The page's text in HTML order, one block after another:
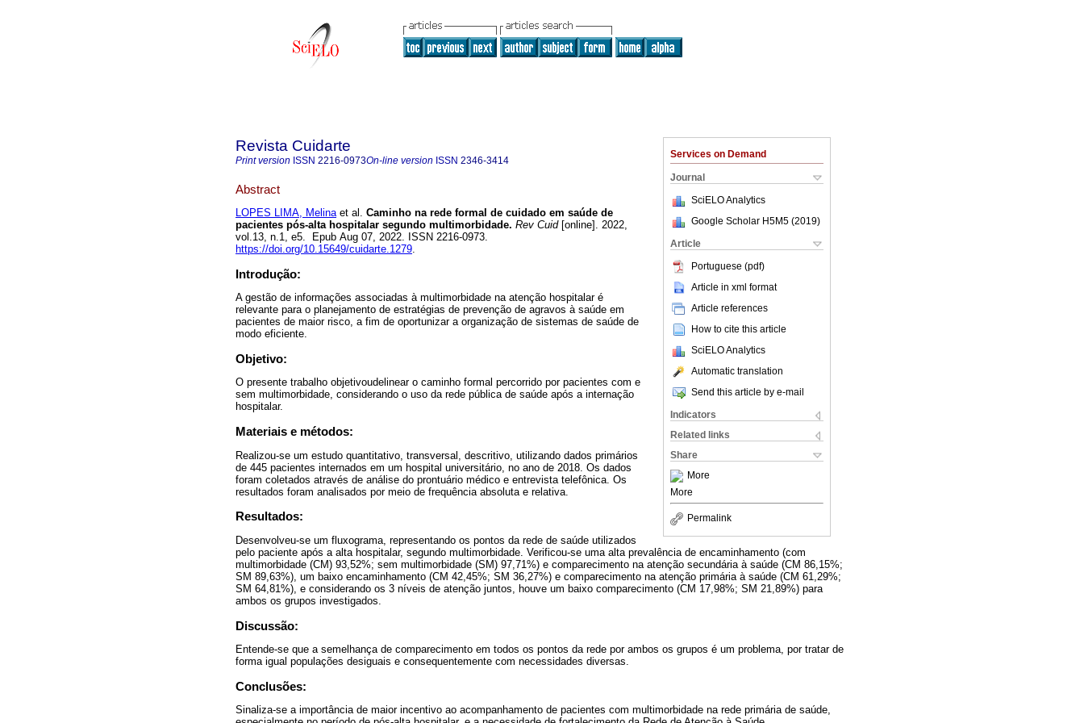
Services on Demand
Journal
SciELO Analytics
Google Scholar H5M5 (2019)
Article
Portuguese (pdf)
Article in xml format
Article references
How to cite this article
SciELO Analytics
Automatic translation
Send this article by e-mail
Indicators
Related links
Share
More
More
Permalink
Revista Cuidarte
Print version ISSN 2216-0973On-line version ISSN 2346-3414
Abstract
LOPES LIMA, Melinaet al. Caminho na rede formal de cuidado em saúde de
pacientes pós-alta hospitalar segundo multimorbidade. Rev Cuid[online]. 2022,
vol.13, n.1, e5. Epub Aug 07, 2022. ISSN 2216-0973.
https://doi.org/10.15649/cuidarte.1279.
Introdução:
A gestão de informações associadas à multimorbidade na atenção hospitalar é
relevante para o planejamento de estratégias de prevenção de agravos à saúde em
pacientes de maior risco, a fim de oportunizar a organização de sistemas de saúde de
modo eficiente.
Objetivo:
O presente trabalho objetivoudelinear o caminho formal percorrido por pacientes com e
sem multimorbidade, considerando o uso da rede pública de saúde após a internação
hospitalar.
Materiais e métodos:
Realizou-se um estudo quantitativo, transversal, descritivo, utilizando dados primários
de 445 pacientes internados em um hospital universitário, no ano de 2018. Os dados
foram coletados através de análise do prontuário médico e entrevista telefônica. Os
resultados foram analisados por meio de frequência absoluta e relativa.
Resultados:
Desenvolveu-se um fluxograma, representando os pontos da rede de saúde utilizados
pelo paciente após a alta hospitalar, segundo multimorbidade. Verificou-se uma alta prevalência de encaminhamento (com
multimorbidade (CM) 93,52%; sem multimorbidade (SM) 97,71%) e comparecimento na atenção secundária à saúde (CM 86,15%;
SM 89,63%), um baixo encaminhamento (CM 42,45%; SM 36,27%) e comparecimento na atenção primária à saúde (CM 61,29%;
SM 64,81%), e considerando os 3 níveis de atenção juntos, houve um baixo comparecimento (CM 17,98%; SM 21,89%) para
ambos os grupos investigados.
Discussão:
Entende-se que a semelhança de comparecimento em todos os pontos da rede por ambos os grupos é um problema, por tratar de
forma igual populações desiguais e consequentemente com necessidades diversas.
Conclusões:
Sinaliza-se a importância de maior incentivo ao acompanhamento de pacientes com multimorbidade na rede primária de saúde,